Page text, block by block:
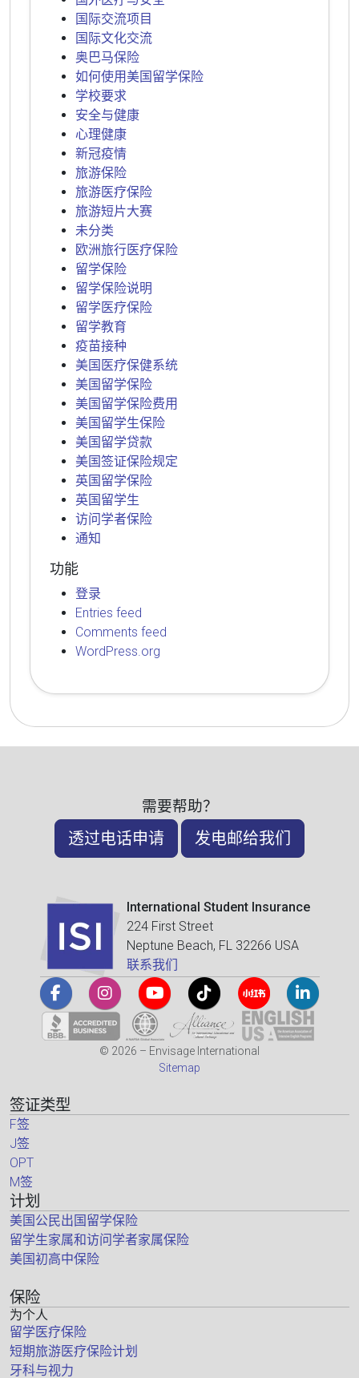
国际交流项目
国际文化交流
奥巴马保险
如何使用美国留学保险
学校要求
安全与健康
心理健康
新冠疫情
旅游保险
旅游医疗保险
旅游短片大赛
未分类
欧洲旅行医疗保险
留学保险
留学保险说明
留学医疗保险
留学教育
疫苗接种
美国医疗保健系统
美国留学保险
美国留学保险费用
美国留学生保险
美国留学贷款
美国签证保险规定
英国留学保险
英国留学生
访问学者保险
通知
功能
登录
Entries feed
Comments feed
WordPress.org
需要帮助？
透过电话申请 发电邮给我们
International Student Insurance
224 First Street
Neptune Beach, FL 32266 USA
联系我们
© 2026 – Envisage International
Sitemap
签证类型
F签
J签
OPT
M签
计划
美国公民出国留学保险
留学生家属和访问学者家属保险
美国初高中保险
保险
为个人
留学医疗保险
短期旅游医疗保险计划
牙科与视力